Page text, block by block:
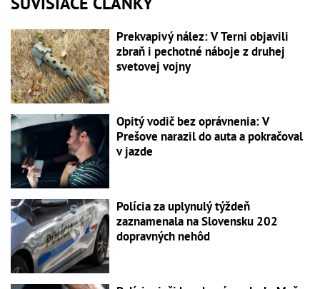
Prekvapivý nález: V Terni objavili
zbraň i pechotné náboje z druhej
svetovej vojny
Opitý vodič bez oprávnenia: V
Prešove narazil do auta a pokračoval
v jazde
Polícia za uplynulý týždeň
zaznamenala na Slovensku 202
dopravných nehôd